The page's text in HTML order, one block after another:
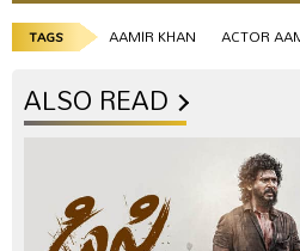
TAGS AAMIR KHAN ACTOR
ALSO READ